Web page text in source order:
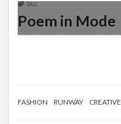
TAG
Poem in Mode
FASHION RUNWAY CREATIVE